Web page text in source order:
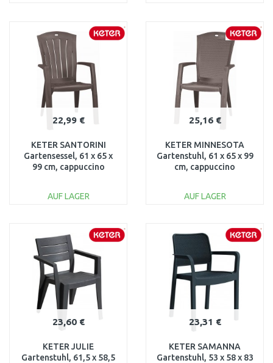
WARENKORB
Vergleichen
WARENKORB
Vergleichen
22,99 €
KETER SANTORINI
Gartensessel, 61 x 65 x
99 cm, cappuccino
AUF LAGER
WARENKORB
Vergleichen
25,16 €
KETER MINNESOTA
Gartenstuhl, 61 x 65 x 99
cm, cappuccino
AUF LAGER
WARENKORB
Vergleichen
23,60 €
KETER JULIE
Gartenstuhl, 61,5 x 58,5
23,31 €
KETER SAMANNA
Gartenstuhl, 53 x 58 x 83